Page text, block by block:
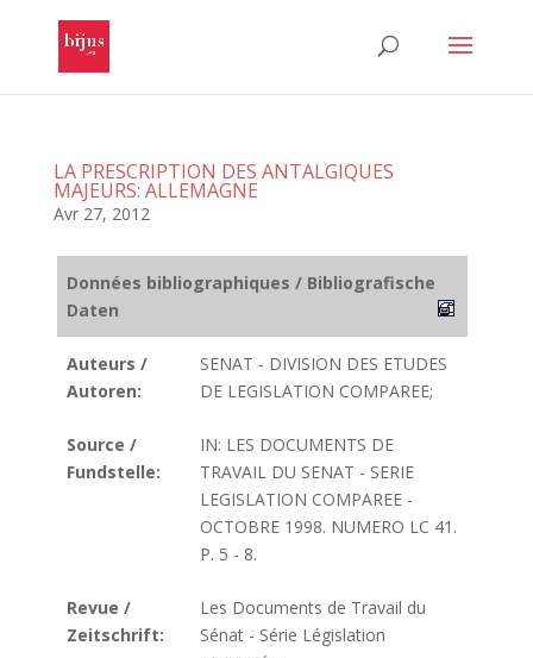
LA PRESCRIPTION DES ANTALGIQUES
MAJEURS: ALLEMAGNE
Avr 27, 2012
Données bibliographiques / Bibliografische
Daten
Auteurs /
Autoren:
SENAT - DIVISION DES ETUDES
DE LEGISLATION COMPAREE;
Source /
Fundstelle:
IN: LES DOCUMENTS DE
TRAVAIL DU SENAT - SERIE
LEGISLATION COMPAREE -
OCTOBRE 1998. NUMERO LC 41.
P. 5 - 8.
Revue /
Zeitschrift:
Les Documents de Travail du
Sénat - Série Législation